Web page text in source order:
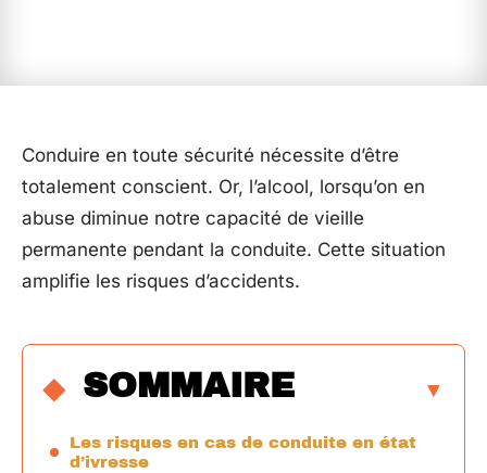
Conduire en toute sécurité nécessite d’être
totalement conscient. Or, l’alcool, lorsqu’on en
abuse diminue notre capacité de vieille
permanente pendant la conduite. Cette situation
amplifie les risques d’accidents.
SOMMAIRE
Les risques en cas de conduite en état
d’ivresse